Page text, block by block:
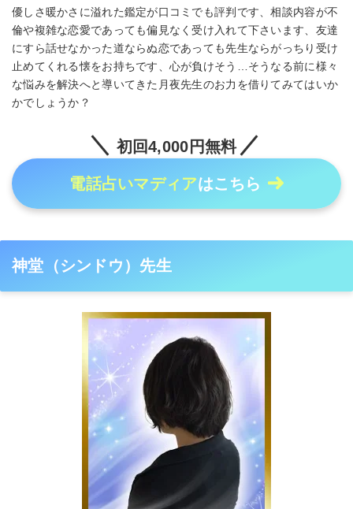
優しさ暖かさに溢れた鑑定が口コミでも評判です、相談内容が不
倫や複雑な恋愛であっても偏見なく受け入れて下さいます、友達
にすら話せなかった道ならぬ恋であっても先生ならがっちり受け
止めてくれる懐をお持ちです、心が負けそう…そうなる前に様々
な悩みを解決へと導いてきた月夜先生のお力を借りてみてはいか
かでしょうか？
初回4,000円無料
電話占いマディアはこちら
神堂（シンドウ）先生